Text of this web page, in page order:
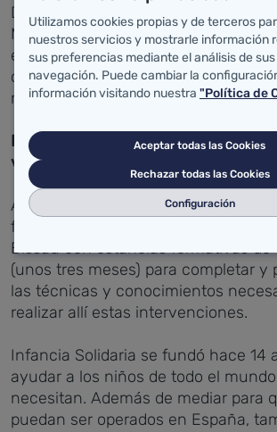
Deporte, se realizarán en el Hospital
Marqués de Valdecilla, un centro
experiencia en intervenciones
como traumatología, neurocirugía,
maxilofacial y oncología quirúrgica.
Formación de profesionales
vías de desarrollo
Además, Sanidad también
formación de profesionales
Bissau con estancias formativas de
(unos tres meses) para completar y
las técnicas y conocimientos
realizar allí estas intervenciones.
Infancia Solidaria se fundó hace 14
ayudar a los niños de todo el
necesitan. Además de mediar para
puedan ser operados en España,
Utilizamos cookies propias y de terceros
nuestros servicios y mostrarle información
sus preferencias mediante el análisis de
navegación. Puede cambiar la
información visitando nuestra "Política de
Aceptar todas las Cookies
Rechazar todas las Cookies
Configuración